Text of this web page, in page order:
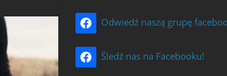
Odwiedź naszą grupę
Śledź nas na Facebooku!